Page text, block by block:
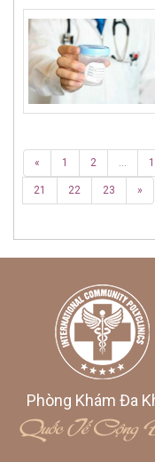
« 1 2
21 22 23 »
Phòng Khám Đa
Quốc Tế Cộng